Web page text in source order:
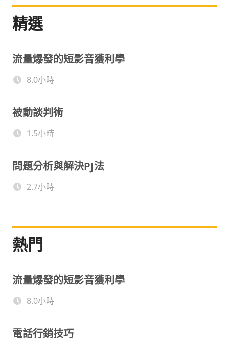
及藏家認證，也擔任知名科技類 Podcast 節目《寶
精選
流量爆發的短影音獲利學
8.0小時
被動談判術
1.5小時
問題分析與解決PJ法
2.7小時
熱門
流量爆發的短影音獲利學
8.0小時
電話行銷技巧